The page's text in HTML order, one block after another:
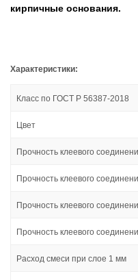
кирпичные основания.
Характеристики:
Класс по ГОСТ Р 56387-2018
Цвет
Прочность клеевого
Прочность клеевого
Прочность клеевого
Прочность клеевого
Расход смеси при слое 1 мм